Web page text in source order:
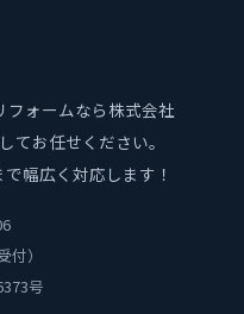
ォームなら株式会社
てお任せください。
幅広く対応します！
付）
号